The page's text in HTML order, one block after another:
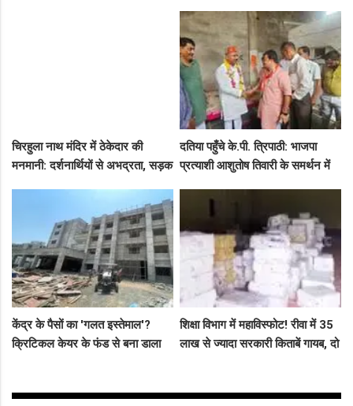
चिरहुला नाथ मंदिर में ठेकेदार की
मनमानी: दर्शनार्थियों से अभद्रता, सड़क
दतिया पहुँचे के.पी. त्रिपाठी: भाजपा
प्रत्याशी आशुतोष तिवारी के समर्थन में
केंद्र के पैसों का 'गलत इस्तेमाल'?
क्रिटिकल केयर के फंड से बना डाला
शिक्षा विभाग में महाविस्फोट! रीवा में 35
लाख से ज्यादा सरकारी किताबें गायब, दो